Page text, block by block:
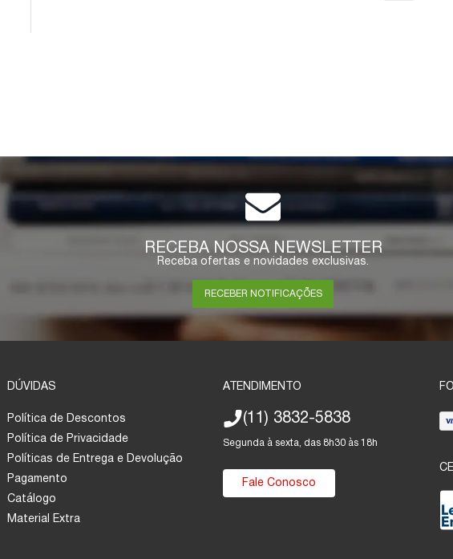
RECEBA NOSSA NEWSLETTER
Receba ofertas e novidades exclusivas.
RECEBER NOTIFICAÇÕES
DÚVIDAS
Política de Descontos
Política de Privacidade
Políticas de Entrega e Devolução
Pagamento
Catálogo
Material Extra
ATENDIMENTO
(11) 3832-5838
Segunda à sexta, das 8h30 às 18h
Fale Conosco